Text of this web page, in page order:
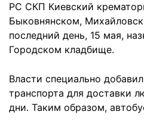
РС СКП Киевский
Быковнянском,
последний день, 15 мая,
Городском кладбище.
Власти специально
транспорта для доставки
дни. Таким образом,